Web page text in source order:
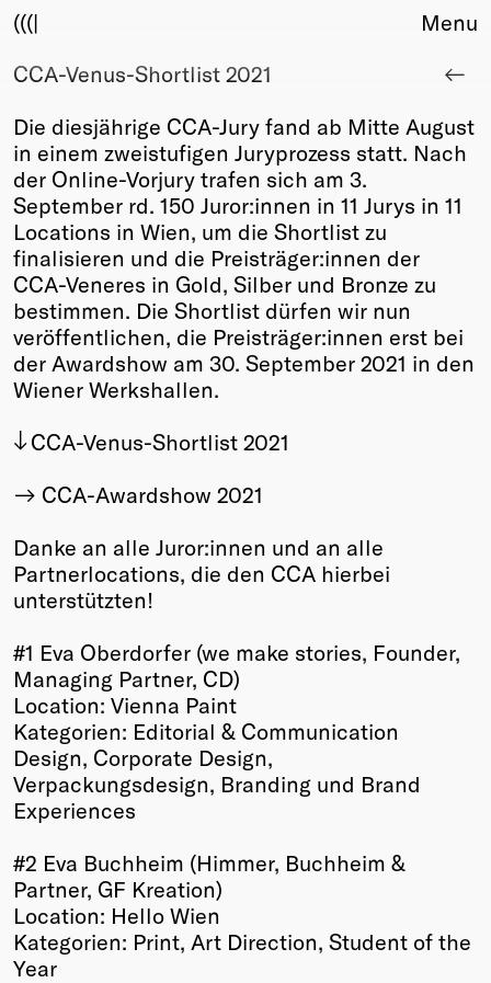
(((|
About
Award
Sponsors
Fair Work
TBD
Events
Upcoming
Past
Membership
Info
Young Creatives
2026
Past
Annual
Menu
CCA-Venus-Shortlist 2021
Die diesjährige CCA-Jury fand ab Mitte August
in einem zweistufigen Juryprozess statt. Nach
der Online-Vorjury trafen sich am 3.
September rd. 150 Juror:innen in 11 Jurys in 11
Locations in Wien, um die Shortlist zu
finalisieren und die Preisträger:innen der
CCA-Veneres in Gold, Silber und Bronze zu
bestimmen. Die Shortlist dürfen wir nun
veröffentlichen, die Preisträger:innen erst bei
der Awardshow am 30. September 2021 in den
Wiener Werkshallen.
CCA-Venus-Shortlist 2021
CCA-Awardshow 2021
Danke an alle Juror:innen und an alle
Partnerlocations, die den CCA hierbei
unterstützten!
#1 Eva Oberdorfer (we make stories, Founder,
Managing Partner, CD)
Location: Vienna Paint
Kategorien: Editorial & Communication
Design, Corporate Design,
Verpackungsdesign, Branding und Brand
Experiences
#2 Eva Buchheim (Himmer, Buchheim &
Partner, GF Kreation)
Location: Hello Wien
Kategorien: Print, Art Direction, Student of the
Year